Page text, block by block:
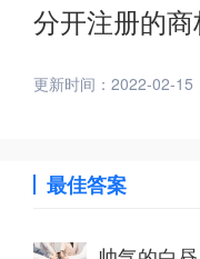
分开注册的
更新时间：2022-02-15
最佳答案